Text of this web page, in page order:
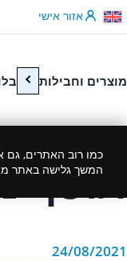
דלג לתוכןאזור אישי
מוצרים וחבילות
כמו רוב האתרים, גם
המשך גלישה באתר
תוסף
24/08/2021